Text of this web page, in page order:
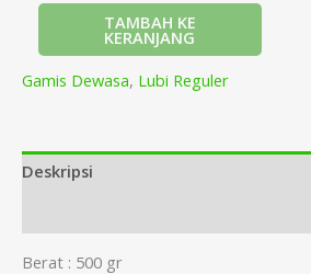
TAMBAH KE
KERANJANG
Gamis Dewasa, Lubi Reguler
Deskripsi
Berat : 500 gr